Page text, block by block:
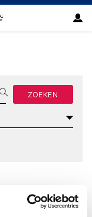
ZOEKEN